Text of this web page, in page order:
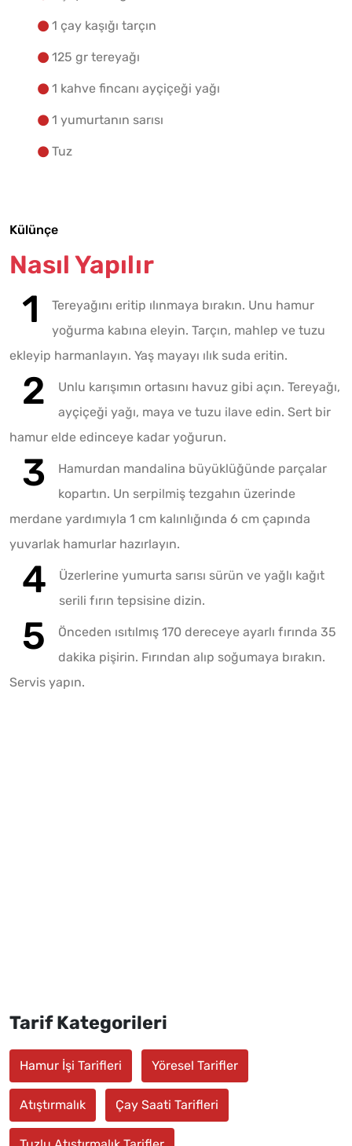
1 çay kaşığı tarçın
125 gr tereyağı
1 kahve fincanı ayçiçeği yağı
1 yumurtanın sarısı
Tuz
Külünçe
Nasıl Yapılır
Tereyağını eritip ılınmaya bırakın. Unu hamur
yoğurma kabına eleyin. Tarçın, mahlep ve tuzu
ekleyip harmanlayın. Yaş mayayı ılık suda eritin.
Unlu karışımın ortasını havuz gibi açın. Tereyağı,
ayçiçeği yağı, maya ve tuzu ilave edin. Sert bir
hamur elde edinceye kadar yoğurun.
Hamurdan mandalina büyüklüğünde parçalar
kopartın. Un serpilmiş tezgahın üzerinde
merdane yardımıyla 1 cm kalınlığında 6 cm çapında
yuvarlak hamurlar hazırlayın.
Üzerlerine yumurta sarısı sürün ve yağlı kağıt
serili fırın tepsisine dizin.
Önceden ısıtılmış 170 dereceye ayarlı fırında 35
dakika pişirin. Fırından alıp soğumaya bırakın.
Servis yapın.
Tarif Kategorileri
Hamur İşi Tarifleri Yöresel Tarifler
Atıştırmalık Çay Saati Tarifleri